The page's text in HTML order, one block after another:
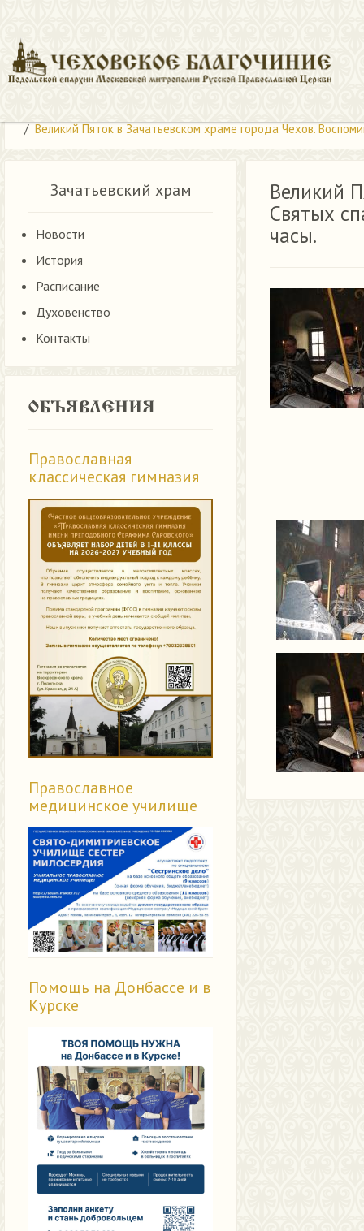
Великий Пяток в Зачатьевском храме города Чехов.
Зачатьевский храм
Новости
История
Расписание
Духовенство
Контакты
Православная
классическая гимназия
Православное
медицинское училище
Помощь на Донбассе и в
Курске
Великий
Святых
часы.